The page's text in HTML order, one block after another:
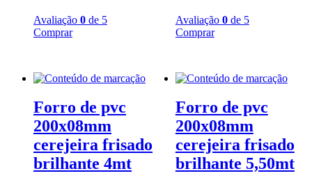
Avaliação 0 de 5
Comprar
Avaliação 0de 5
Comprar
Forro de pvc
200x08mm
cerejeira frisado
brilhante 4mt
Forro de pvc
200x08mm
cerejeira frisado
brilhante 5,50mt